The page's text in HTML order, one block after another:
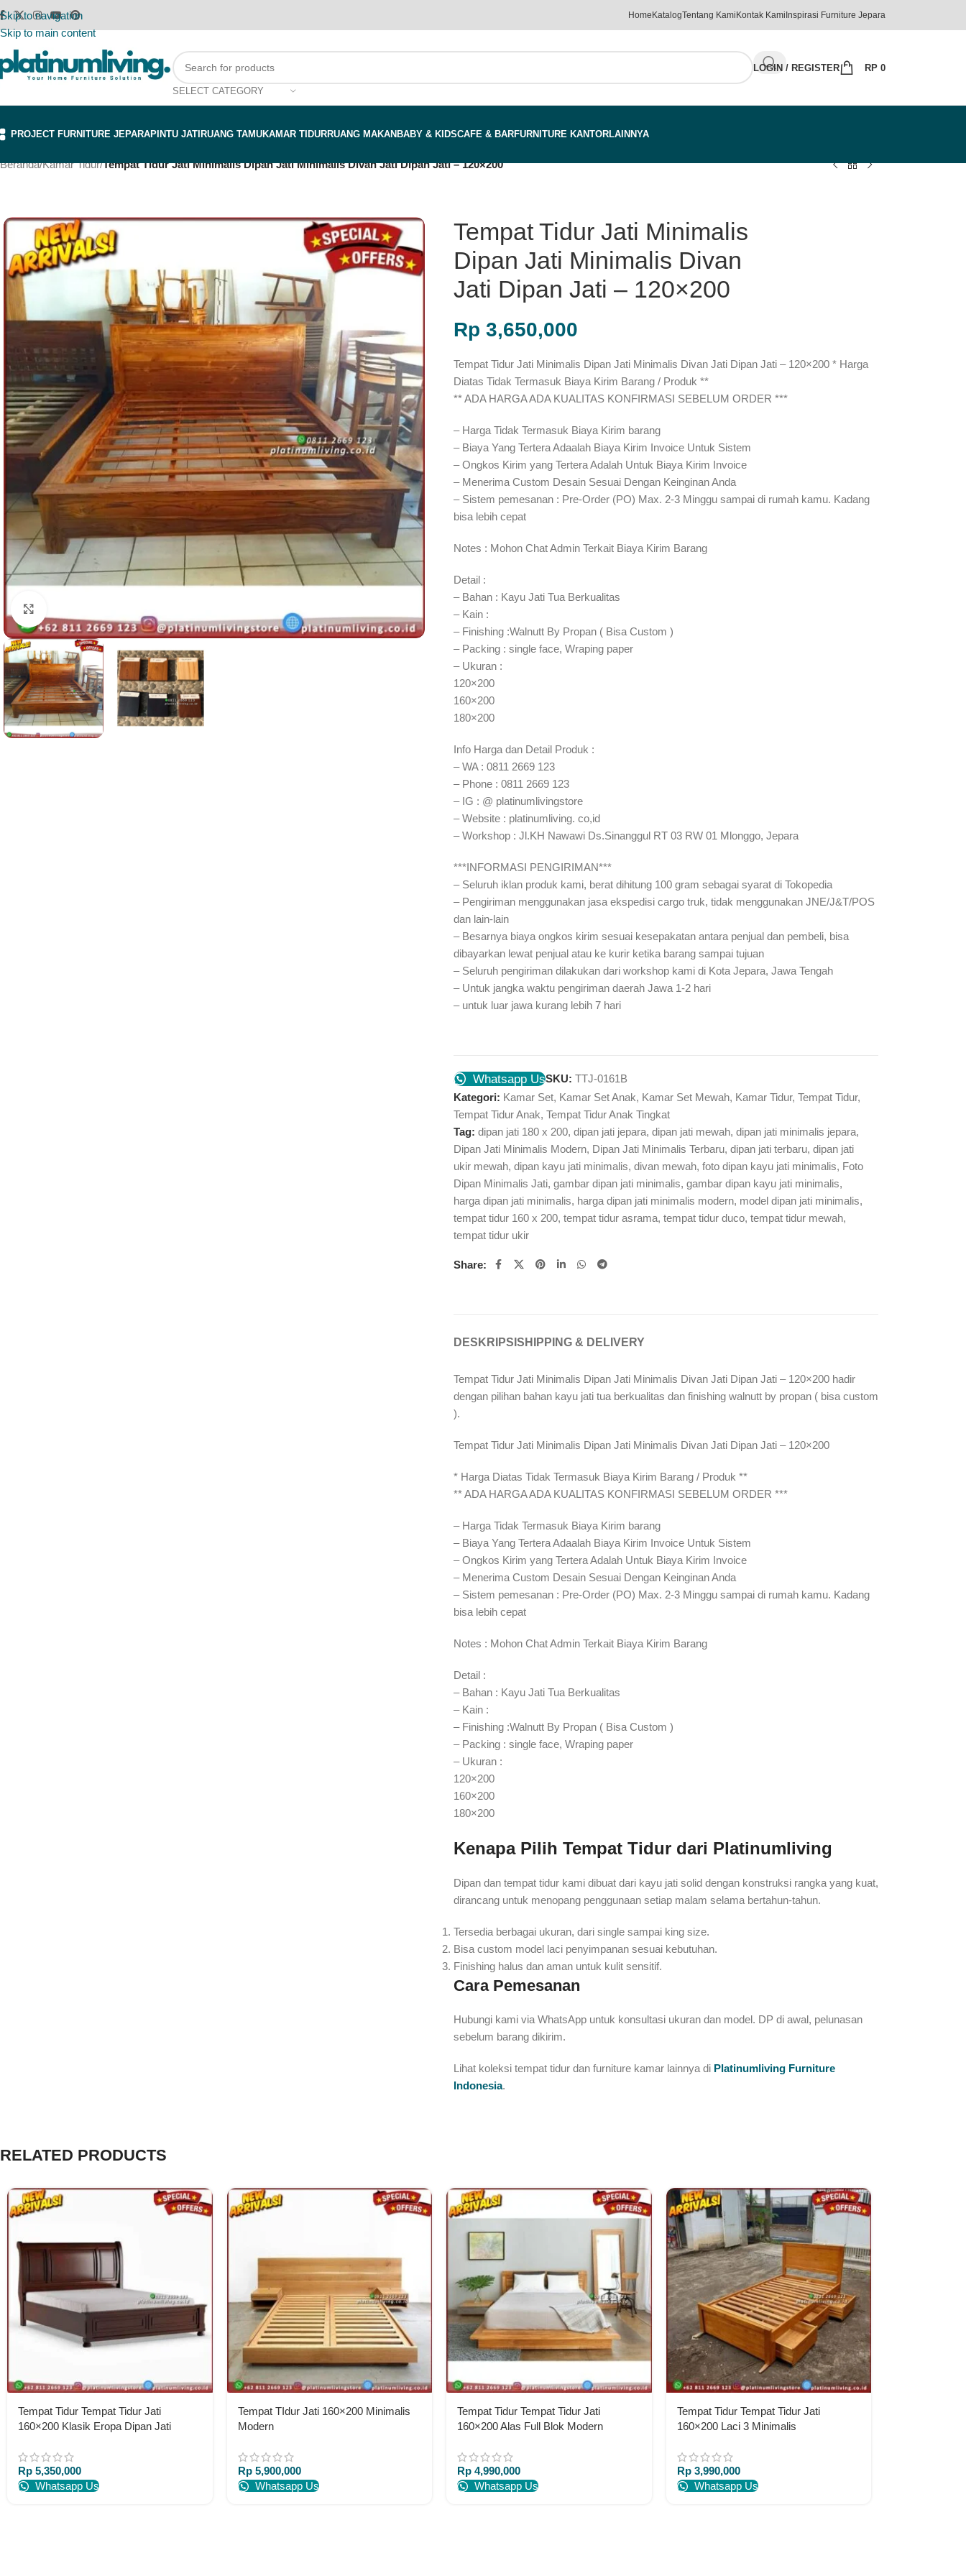
Skip to navigation
Skip to main content
Home KatalogTentang Kami Kontak Kami Inspirasi Furniture Jepara
SELECT CATEGORY
LOGIN / REGISTER RP 0
PROJECT FURNITURE JEPARAPINTU JATI RUANG TAMUKAMAR TIDURRUANG MAKAN BABY & KIDSCAFE & BARFURNITURE KANTORLAINNYA
Beranda/Kamar Tidur/Tempat Tidur Jati Minimalis Dipan Jati Minimalis Divan Jati Dipan Jati – 120×200
Tempat Tidur Jati Minimalis
Dipan Jati Minimalis Divan
Jati Dipan Jati – 120×200
Rp 3,650,000
Tempat Tidur Jati Minimalis Dipan Jati Minimalis Divan Jati Dipan Jati – 120×200 * Harga
Diatas Tidak Termasuk Biaya Kirim Barang / Produk **
** ADA HARGA ADA KUALITAS KONFIRMASI SEBELUM ORDER ***
– Harga Tidak Termasuk Biaya Kirim barang
– Biaya Yang Tertera Adaalah Biaya Kirim Invoice Untuk Sistem
– Ongkos Kirim yang Tertera Adalah Untuk Biaya Kirim Invoice
– Menerima Custom Desain Sesuai Dengan Keinginan Anda
– Sistem pemesanan : Pre-Order (PO) Max. 2-3 Minggu sampai di rumah kamu. Kadang
bisa lebih cepat⁣⁣
Notes : Mohon Chat Admin Terkait Biaya Kirim Barang
Detail :
– Bahan : Kayu Jati Tua Berkualitas
– Kain :
– Finishing :Walnutt By Propan ( Bisa Custom )
– Packing : single face, Wraping paper
– Ukuran :
120×200
160×200
180×200
Info Harga dan Detail Produk :
– WA : 0811 2669 123
– Phone : 0811 2669 123
– IG : @ platinumlivingstore
– Website : platinumliving. co,id
– Workshop : Jl.KH Nawawi Ds.Sinanggul RT 03 RW 01 Mlonggo, Jepara
***INFORMASI PENGIRIMAN***
– Seluruh iklan produk kami, berat dihitung 100 gram sebagai syarat di Tokopedia
– Pengiriman menggunakan jasa ekspedisi cargo truk, tidak menggunakan JNE/J&T/POS
dan lain-lain
– Besarnya biaya ongkos kirim sesuai kesepakatan antara penjual dan pembeli, bisa
dibayarkan lewat penjual atau ke kurir ketika barang sampai tujuan
– Seluruh pengiriman dilakukan dari workshop kami di Kota Jepara, Jawa Tengah
– Untuk jangka waktu pengiriman daerah Jawa 1-2 hari
– untuk luar jawa kurang lebih 7 hari
Whatsapp UsSKU:TTJ-0161B
Kategori: Kamar Set, Kamar Set Anak, Kamar Set Mewah, Kamar Tidur, Tempat Tidur,
Tempat Tidur Anak, Tempat Tidur Anak Tingkat
Tag: dipan jati 180 x 200, dipan jati jepara, dipan jati mewah, dipan jati minimalis jepara,
Dipan Jati Minimalis Modern, Dipan Jati Minimalis Terbaru, dipan jati terbaru, dipan jati
ukir mewah, dipan kayu jati minimalis, divan mewah, foto dipan kayu jati minimalis, Foto
Dipan Minimalis Jati, gambar dipan jati minimalis, gambar dipan kayu jati minimalis,
harga dipan jati minimalis, harga dipan jati minimalis modern, model dipan jati minimalis,
tempat tidur 160 x 200, tempat tidur asrama, tempat tidur duco, tempat tidur mewah,
tempat tidur ukir
Share:
DESKRIPSI SHIPPING & DELIVERY
Tempat Tidur Jati Minimalis Dipan Jati Minimalis Divan Jati Dipan Jati – 120×200 hadir
dengan pilihan bahan kayu jati tua berkualitas dan finishing walnutt by propan ( bisa custom
).
Tempat Tidur Jati Minimalis Dipan Jati Minimalis Divan Jati Dipan Jati – 120×200
* Harga Diatas Tidak Termasuk Biaya Kirim Barang / Produk **
** ADA HARGA ADA KUALITAS KONFIRMASI SEBELUM ORDER ***
– Harga Tidak Termasuk Biaya Kirim barang
– Biaya Yang Tertera Adaalah Biaya Kirim Invoice Untuk Sistem
– Ongkos Kirim yang Tertera Adalah Untuk Biaya Kirim Invoice
– Menerima Custom Desain Sesuai Dengan Keinginan Anda
– Sistem pemesanan : Pre-Order (PO) Max. 2-3 Minggu sampai di rumah kamu. Kadang
bisa lebih cepat⁣⁣
Notes : Mohon Chat Admin Terkait Biaya Kirim Barang
Detail :
– Bahan : Kayu Jati Tua Berkualitas
– Kain :
– Finishing :Walnutt By Propan ( Bisa Custom )
– Packing : single face, Wraping paper
– Ukuran :
120×200
160×200
180×200
Kenapa Pilih Tempat Tidur dari Platinumliving
Dipan dan tempat tidur kami dibuat dari kayu jati solid dengan konstruksi rangka yang kuat,
dirancang untuk menopang penggunaan setiap malam selama bertahun-tahun.
Tersedia berbagai ukuran, dari single sampai king size.
Bisa custom model laci penyimpanan sesuai kebutuhan.
Finishing halus dan aman untuk kulit sensitif.
Cara Pemesanan
Hubungi kami via WhatsApp untuk konsultasi ukuran dan model. DP di awal, pelunasan
sebelum barang dikirim.
Lihat koleksi tempat tidur dan furniture kamar lainnya di Platinumliving Furniture
Indonesia.
RELATED PRODUCTS
Tempat Tidur Tempat Tidur Jati
160×200 Klasik Eropa Dipan Jati
Rp 5,350,000
Whatsapp Us
Tempat TIdur Jati 160×200 Minimalis
Modern
Rp5,900,000
Whatsapp Us
Tempat Tidur Tempat Tidur Jati
160×200 Alas Full Blok Modern
Rp 4,990,000
Whatsapp Us
Tempat Tidur Tempat Tidur Jati
160×200 Laci 3 Minimalis
Rp3,990,000
Whatsapp Us